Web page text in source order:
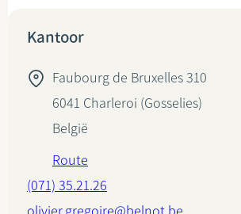
Kantoor
Faubourg de Bruxelles 310
6041 Charleroi (Gosselies)
België
Route
(071) 35.21.26